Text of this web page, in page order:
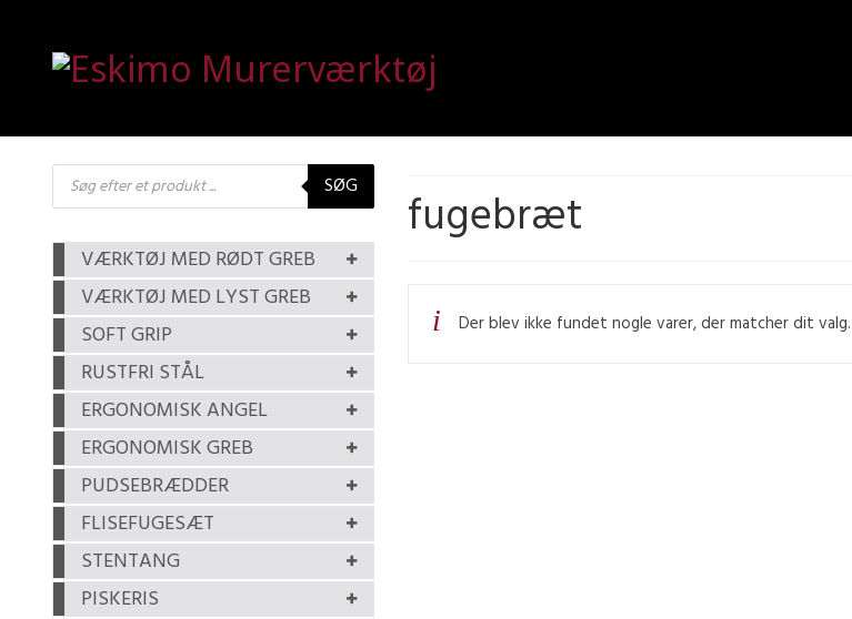
fugebræt
Der blev ikke fundet nogle varer, der matcher dit valg.
Products
search SØG
VÆRKTØJ MED RØDT GREB
VÆRKTØJ MED LYST GREB
SOFT GRIP
RUSTFRI STÅL
ERGONOMISK ANGEL
ERGONOMISK GREB
PUDSEBRÆDDER
FLISEFUGESÆT
STENTANG
PISKERIS